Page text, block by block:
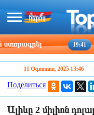
19:41
11 Օգոստոս, 2025 13:46
Поделиться
Ալիևը 2 միլիոն